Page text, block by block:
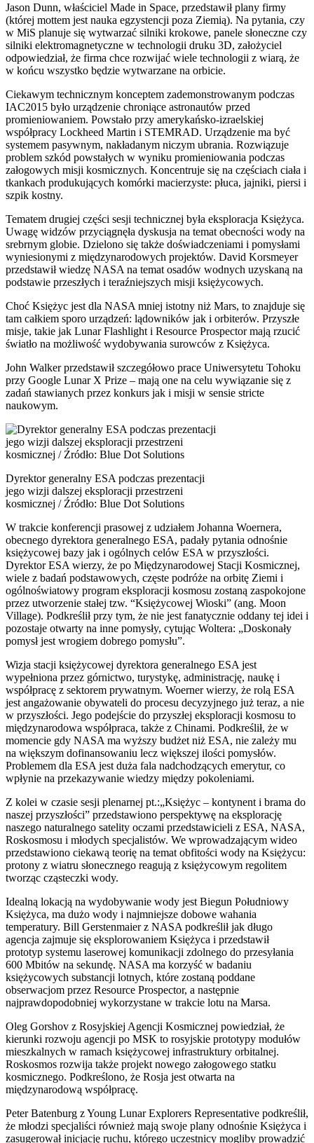
Jason Dunn, właściciel Made in Space, przedstawił plany firmy
(której mottem jest nauka egzystencji poza Ziemią). Na pytania, czy
w MiS planuje się wytwarzać silniki krokowe, panele słoneczne czy
silniki elektromagnetyczne w technologii druku 3D, założyciel
odpowiedział, że firma chce rozwijać wiele technologii z wiarą, że
w końcu wszystko będzie wytwarzane na orbicie.
Ciekawym technicznym konceptem zademonstrowanym podczas
IAC2015 było urządzenie chroniące astronautów przed
promieniowaniem. Powstało przy amerykańsko-izraelskiej
współpracy Lockheed Martin i STEMRAD. Urządzenie ma być
systemem pasywnym, nakładanym niczym ubrania. Rozwiązuje
problem szkód powstałych w wyniku promieniowania podczas
załogowych misji kosmicznych. Koncentruje się na częściach ciała i
tkankach produkujących komórki macierzyste: płuca, jajniki, piersi i
szpik kostny.
Tematem drugiej części sesji technicznej była eksploracja Księżyca.
Uwagę widzów przyciągnęła dyskusja na temat obecności wody na
srebrnym globie. Dzielono się także doświadczeniami i pomysłami
wyniesionymi z międzynarodowych projektów. David Korsmeyer
przedstawił wiedzę NASA na temat osadów wodnych uzyskaną na
podstawie przeszłych i teraźniejszych misji księżycowych.
Choć Księżyc jest dla NASA mniej istotny niż Mars, to znajduje się
tam całkiem sporo urządzeń: lądowników jak i orbiterów. Przyszłe
misje, takie jak Lunar Flashlight i Resource Prospector mają rzucić
światło na możliwość wydobywania surowców z Księżyca.
John Walker przedstawił szczegółowo prace Uniwersytetu Tohoku
przy Google Lunar X Prize – mają one na celu wywiązanie się z
zadań stawianych przez konkurs jak i misji w sensie stricte
naukowym.
Dyrektor generalny ESA podczas prezentacji
jego wizji dalszej eksploracji przestrzeni
kosmicznej / Źródło: Blue Dot Solutions
W trakcie konferencji prasowej z udziałem Johanna Woernera,
obecnego dyrektora generalnego ESA, padały pytania odnośnie
księżycowej bazy jak i ogólnych celów ESA w przyszłości.
Dyrektor ESA wierzy, że po Międzynarodowej Stacji Kosmicznej,
wiele z badań podstawowych, częste podróże na orbitę Ziemi i
ogólnoświatowy program eksploracji kosmosu zostaną zaspokojone
przez utworzenie stałej tzw. “Księżycowej Wioski” (ang. Moon
Village). Podkreślił przy tym, że nie jest fanatycznie oddany tej idei i
pozostaje otwarty na inne pomysły, cytując Woltera: „Doskonały
pomysł jest wrogiem dobrego pomysłu”.
Wizja stacji księżycowej dyrektora generalnego ESA jest
wypełniona przez górnictwo, turystykę, administrację, naukę i
współpracę z sektorem prywatnym. Woerner wierzy, że rolą ESA
jest angażowanie obywateli do procesu decyzyjnego już teraz, a nie
w przyszłości. Jego podejście do przyszłej eksploracji kosmosu to
międzynarodowa współpraca, także z Chinami. Podkreślił, że w
momencie gdy NASA ma wyższy budżet niż ESA, nie zależy mu
na większym dofinansowaniu lecz większej ilości pomysłów.
Problemem dla ESA jest duża fala nadchodzących emerytur, co
wpłynie na przekazywanie wiedzy między pokoleniami.
Z kolei w czasie sesji plenarnej pt.:„Księżyc – kontynent i brama do
naszej przyszłości” przedstawiono perspektywę na eksplorację
naszego naturalnego satelity oczami przedstawicieli z ESA, NASA,
Roskosmosu i młodych specjalistów. We wprowadzającym wideo
przedstawiono ciekawą teorię na temat obfitości wody na Księżycu:
protony z wiatru słonecznego reagują z księżycowym regolitem
tworząc cząsteczki wody.
Idealną lokacją na wydobywanie wody jest Biegun Południowy
Księżyca, ma dużo wody i najmniejsze dobowe wahania
temperatury. Bill Gerstenmaier z NASA podkreślił jak długo
agencja zajmuje się eksplorowaniem Księżyca i przedstawił
prototyp systemu laserowej komunikacji zdolnego do przesyłania
600 Mbitów na sekundę. NASA ma korzyść w badaniu
księżycowych substancji lotnych, które zostaną poddane
obserwacjom przez Resource Prospector, a następnie
najprawdopodobniej wykorzystane w trakcie lotu na Marsa.
Oleg Gorshov z Rosyjskiej Agencji Kosmicznej powiedział, że
kierunki rozwoju agencji po MSK to rosyjskie prototypy modułów
mieszkalnych w ramach księżycowej infrastruktury orbitalnej.
Roskosmos rozwija także projekt nowego załogowego statku
kosmicznego. Podkreślono, że Rosja jest otwarta na
międzynarodową współpracę.
Peter Batenburg z Young Lunar Explorers Representative podkreślił,
że młodzi specjaliści również mają swoje plany odnośnie Księżyca i
zasugerował inicjację ruchu, którego uczestnicy mogliby prowadzić